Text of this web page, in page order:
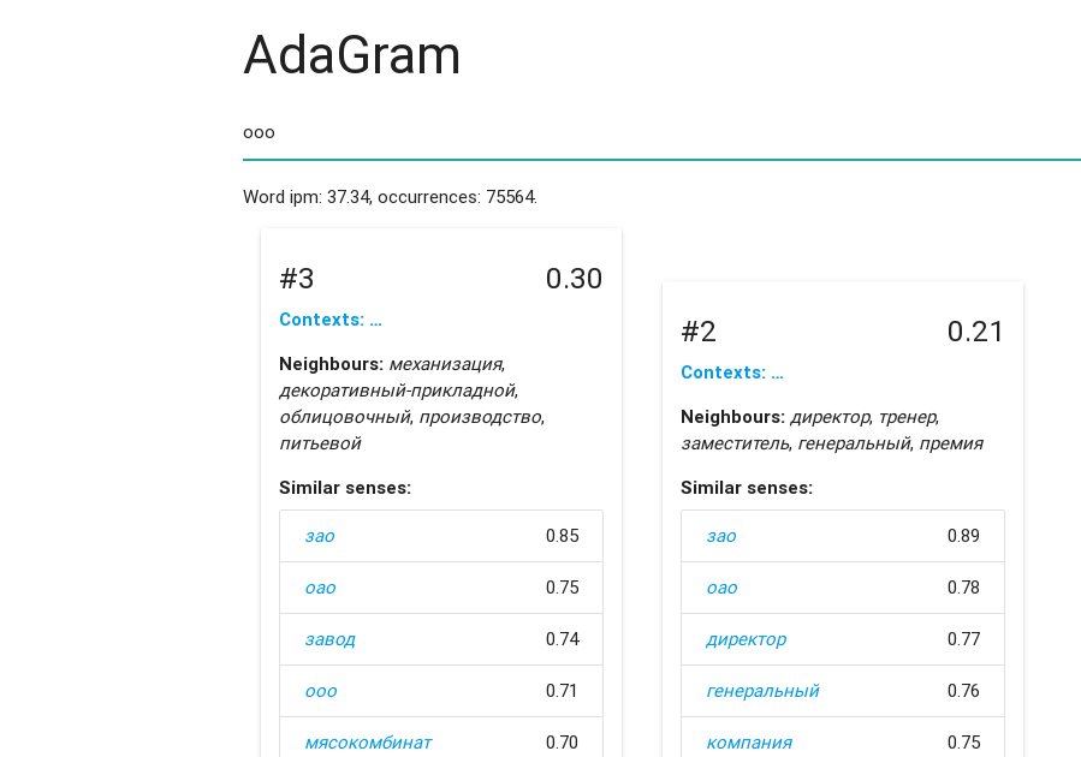
AdaGram
Word ipm: 37.34, occurrences: 75564.
#3 0.30
Contexts: …
Neighbours: механизация,
декоративный-прикладной,
облицовочный, производство,
питьевой
Similar senses:
зао 0.85
оао 0.75
завод 0.74
ооо 0.71
мясокомбинат 0.70
#2 0.21
Contexts: …
Neighbours: директор, тренер,
заместитель, генеральный, премия
Similar senses:
зао 0.89
оао 0.78
директор 0.77
генеральный 0.76
компания 0.75